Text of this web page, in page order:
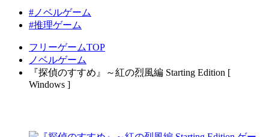
#ノベルゲーム
#推理ゲーム
フリーゲームTOP
ノベルゲーム
『探偵のすすめ』～紅の烈風編 Starting Edition [
Windows ]